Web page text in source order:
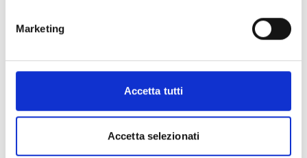
Marketing
Accetta tutti
Accetta selezionati
Conosci Obiettivo Europa?